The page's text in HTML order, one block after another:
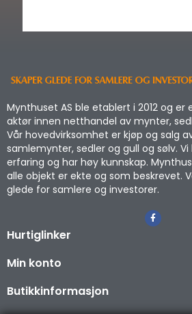
Mynthuset AS ble etablert i 2012 og er
aktør innen netthandel av mynter,
Vår hovedvirksomhet er kjøp og salg
samlemynter, sedler og gull og sølv.
erfaring og har høy kunnskap.
alle objekt er ekte og som beskrevet.
glede for samlere og investorer.
Hurtiglinker
Min konto
Butikkinformasjon